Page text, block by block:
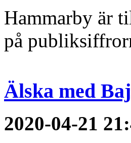
Hammarby är
på
Älska med
2020-04-21